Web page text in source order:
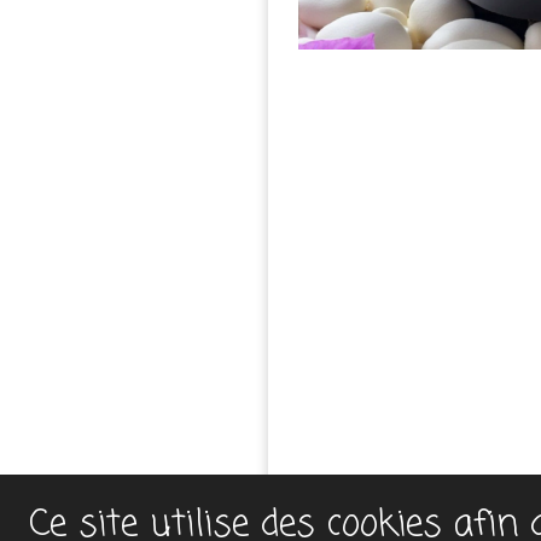
Ce site utilise des cookies afin